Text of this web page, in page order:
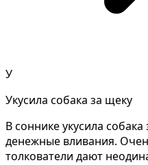
У
Укусила собака за щеку
В соннике укусила
денежные вливания.
толкователи дают